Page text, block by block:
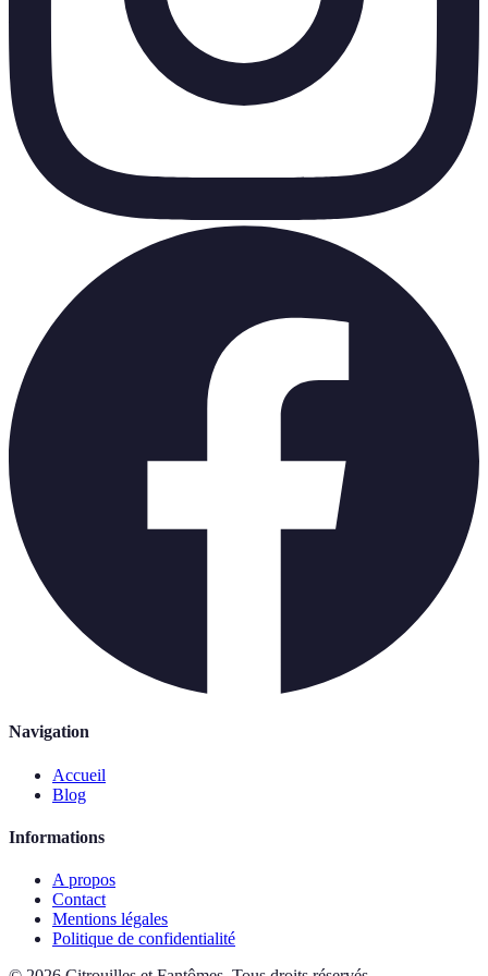
Navigation
Accueil
Blog
Informations
A propos
Contact
Mentions légales
Politique de confidentialité